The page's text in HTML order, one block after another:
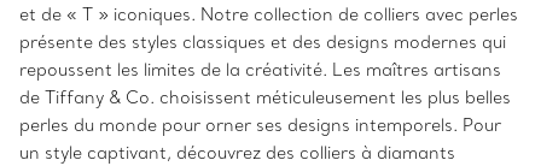
et de « T » iconiques. Notre collection de colliers avec perles
présente des styles classiques et des designs modernes qui
repoussent les limites de la créativité. Les maîtres artisans
de Tiffany & Co. choisissent méticuleusement les plus belles
perles du monde pour orner ses designs intemporels. Pour
un style captivant, découvrez des colliers à diamants